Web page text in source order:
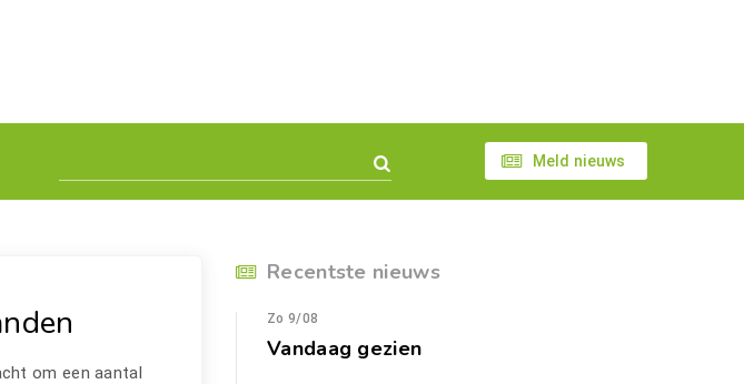
Meld nieuws
om een aantal
Recentste nieuws
Zo 9/08
Vandaag gezien